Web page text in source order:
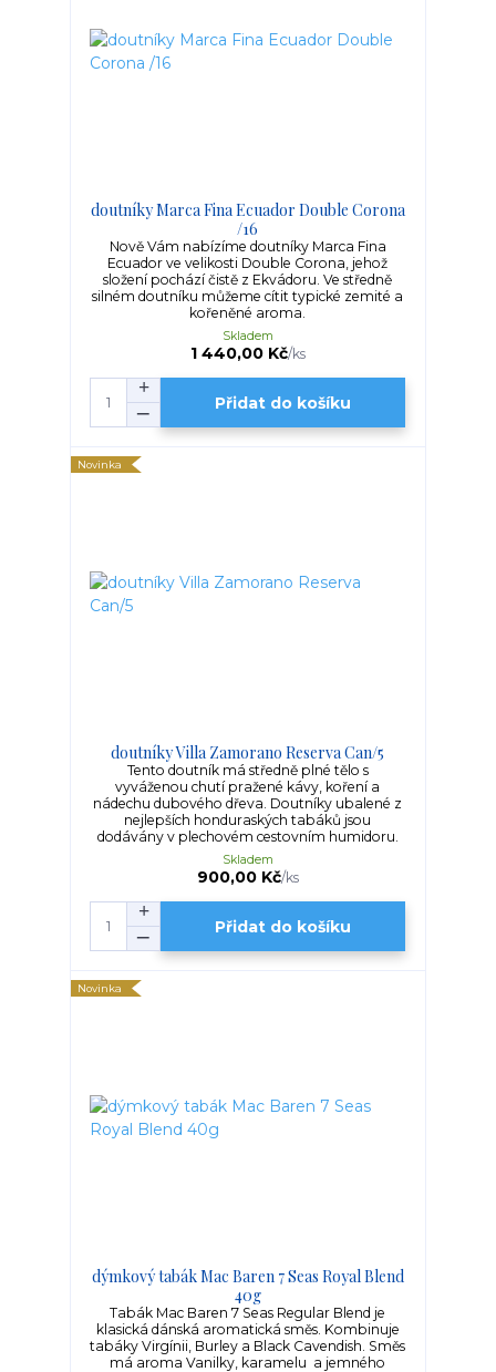
doutníky Marca Fina Ecuador Double Corona
/16
Nově Vám nabízíme doutníky Marca Fina
Ecuador ve velikosti Double Corona, jehož
složení pochází čistě z Ekvádoru. Ve středně
silném doutníku můžeme cítit typické zemité a
kořeněné aroma.
1 440,00 Kč/ks
Skladem
Přidat do košíku
Novinka
doutníky Villa Zamorano Reserva Can/5
Tento doutník má středně plné tělo s
vyváženou chutí pražené kávy, koření a
nádechu dubového dřeva. Doutníky ubalené z
nejlepších honduraských tabáků jsou
dodávány v plechovém cestovním humidoru.
900,00 Kč/ks
Skladem
Přidat do košíku
Novinka
dýmkový tabák Mac Baren 7 Seas Royal Blend
40g
Tabák Mac Baren 7 Seas Regular Blend je
klasická dánská aromatická směs. Kombinuje
tabáky Virgínii, Burley a Black Cavendish. Směs
má aroma Vanilky, karamelu a jemného